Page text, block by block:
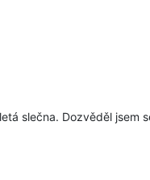
slečna. Dozvěděl jsem